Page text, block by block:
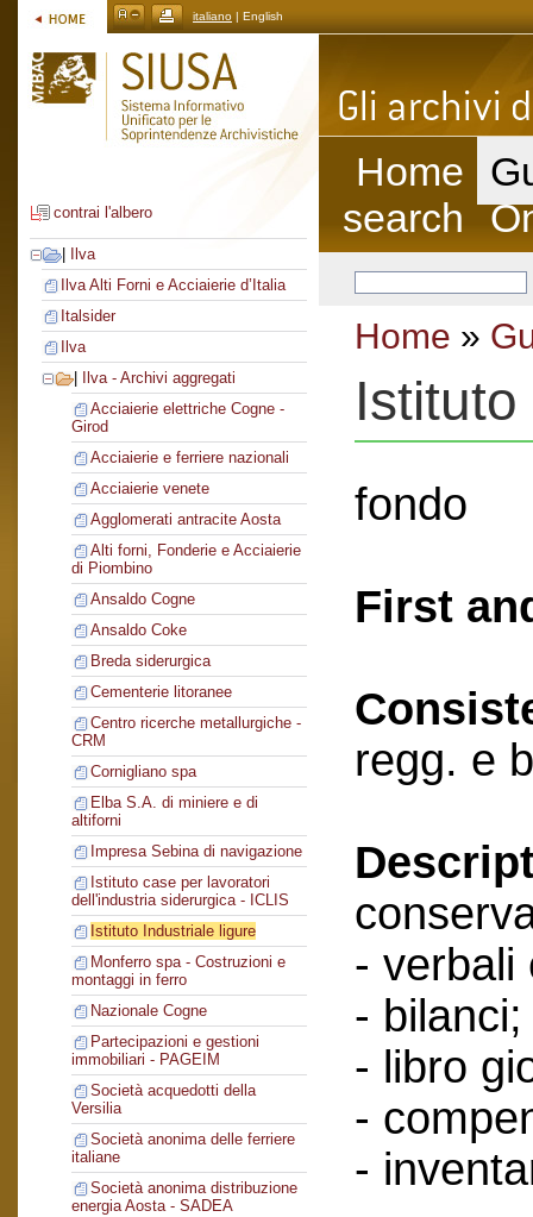
italiano | English
contrai l'albero
Ilva
Ilva Alti Forni e Acciaierie d’Italia
Italsider
Ilva
Ilva - Archivi aggregati
Acciaierie elettriche Cogne -
Girod
Acciaierie e ferriere nazionali
Acciaierie venete
Agglomerati antracite Aosta
Alti forni, Fonderie e Acciaierie
di Piombino
Ansaldo Cogne
Ansaldo Coke
Breda siderurgica
Cementerie litoranee
Centro ricerche metallurgiche -
CRM
Cornigliano spa
Elba S.A. di miniere e di
altiforni
Impresa Sebina di navigazione
Istituto case per lavoratori
dell'industria siderurgica - ICLIS
Istituto Industriale ligure
Monferro spa - Costruzioni e
montaggi in ferro
Nazionale Cogne
Partecipazioni e gestioni
immobiliari - PAGEIM
Società acquedotti della
Versilia
Società anonima delle ferriere
italiane
Società anonima distribuzione
energia Aosta - SADEA
Home
search
Home »
fondo
First
regg. e
- verbali
- bilanci;
- libro
-
-